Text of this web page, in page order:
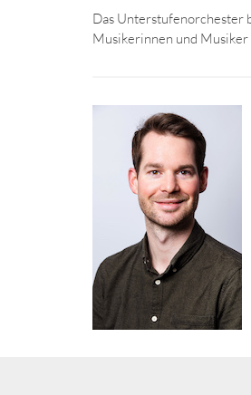
Das Unterstufenorchester
Musikerinnen und